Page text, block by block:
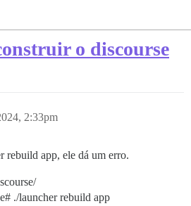
o discourse
2:33pm
rebuild app, ele dá um erro.
./launcher rebuild app